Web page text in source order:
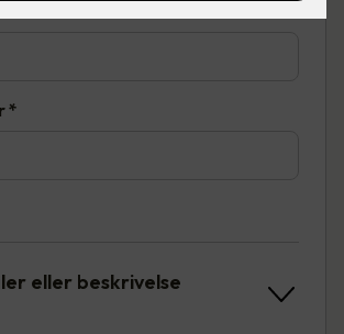
*
eller beskrivelse